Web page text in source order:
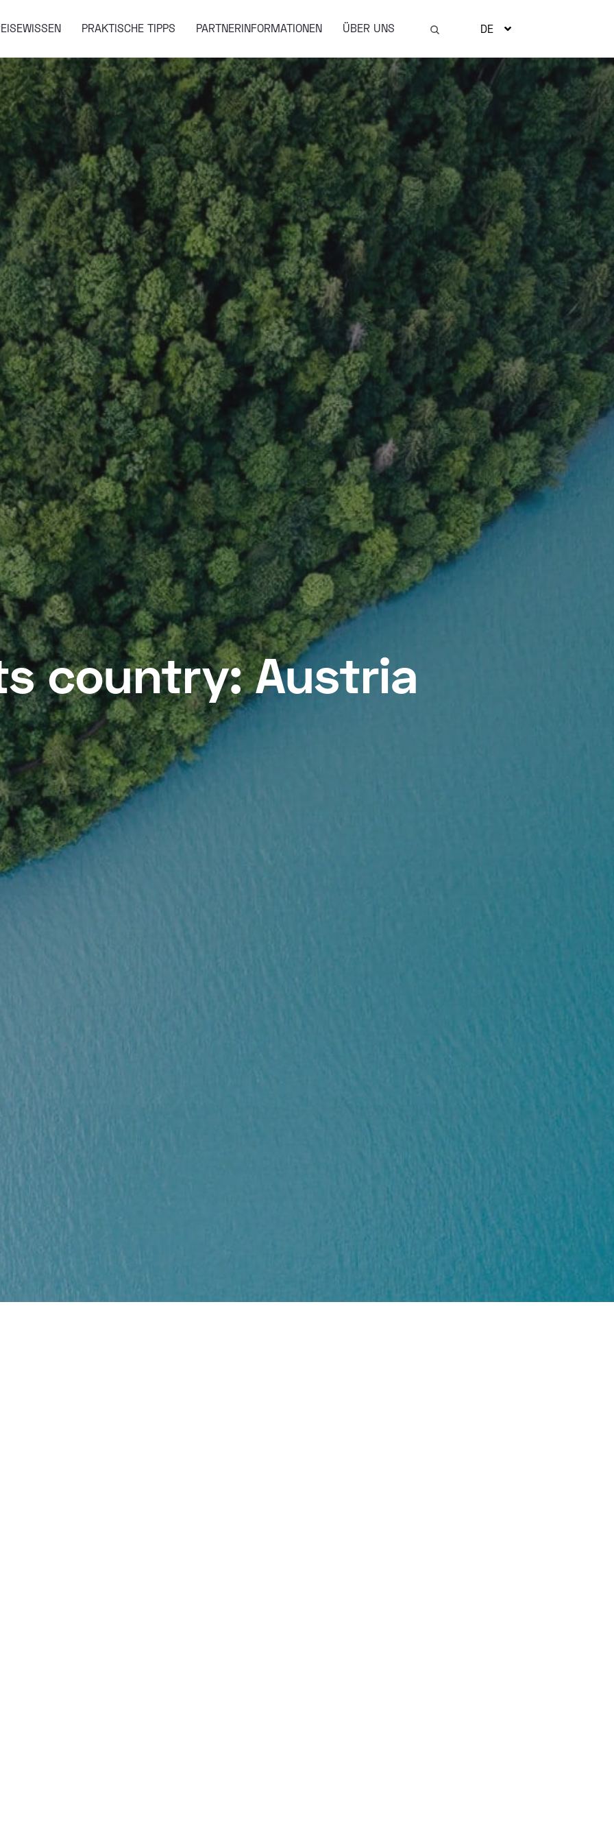
PRAKTISCHE TIPPS PARTNERINFORMATIONEN ÜBER UNS DE
country:Austria